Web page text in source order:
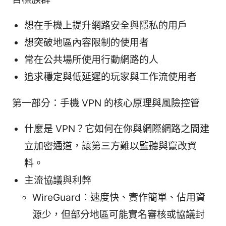
想在手機上提升網路安全與隱私的用戶
想突破地區內容限制的使用者
常在公共場所使用行動網路的人
追求穩定與低延遲的玩家與工作流使用者
第一部分：手機 VPN 的核心原理與風險控管
什麼是 VPN？它如何在你與網際網路之間建
立加密通道，讓第三方難以監聽與竄改資
料。
主流協議與利弊
WireGuard：速度快、實作簡單、佔用資
源少，但部分地區可能實名審核或協議封